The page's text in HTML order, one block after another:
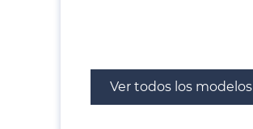
Ver todos los modelos